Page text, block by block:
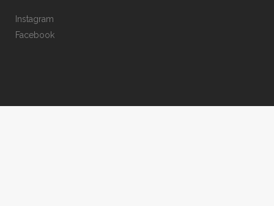
Instagram
Facebook